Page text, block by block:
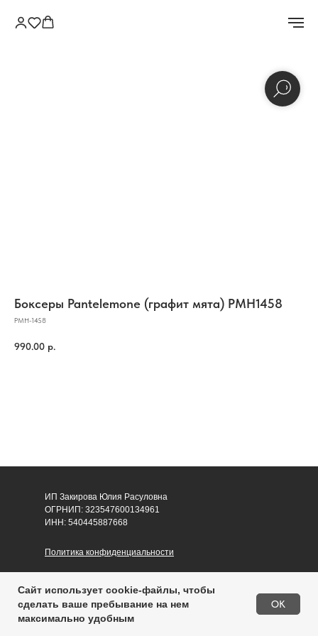
Боксеры Pantelemone (графит мята) PMH1458
PMH-1458
990.00 р.
Сайт использует cookie-файлы, чтобы
сделать ваше пребывание на нем
максимально удобным
OK
ИП Закирова Юлия Расуловна
ОГРНИП: 323547600134961
ИНН: 540445887668
Политика конфиденциальности
Публичная оферта